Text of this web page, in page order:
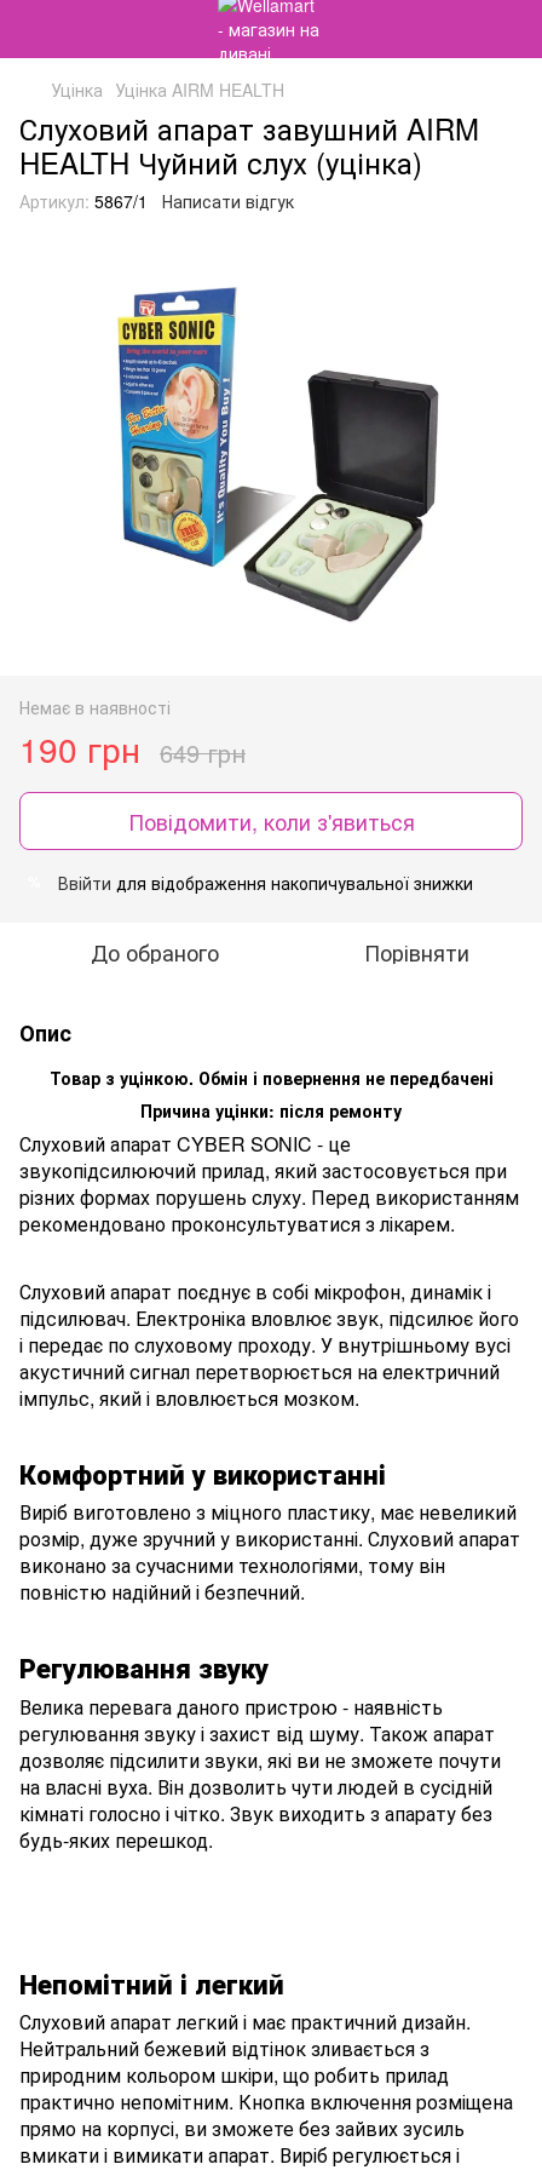
Уцінка Уцінка AIRM HEALTH
Слуховий апарат завушний AIRM
HEALTH Чуйний слух (уцінка)
Артикул: 5867/1 Написати відгук
Немає в наявності
190 грн 649 грн
Повідомити, коли з'явиться
Ввійти для відображення накопичувальної знижки
До обраного Порівняти
Опис
Товар з уцінкою. Обмін і повернення не передбачені
Причина уцінки: після ремонту
Слуховий апарат CYBER SONIC - це
звукопідсилюючий прилад, який застосовується при
різних формах порушень слуху. Перед використанням
рекомендовано проконсультуватися з лікарем.
Слуховий апарат поєднує в собі мікрофон, динамік і
підсилювач. Електроніка вловлює звук, підсилює його
і передає по слуховому проходу. У внутрішньому вусі
акустичний сигнал перетворюється на електричний
імпульс, який і вловлюється мозком.
Комфортний у використанні
Виріб виготовлено з міцного пластику, має невеликий
розмір, дуже зручний у використанні. Слуховий апарат
виконано за сучасними технологіями, тому він
повністю надійний і безпечний.
Регулювання звуку
Велика перевага даного пристрою - наявність
регулювання звуку і захист від шуму. Також апарат
дозволяє підсилити звуки, які ви не зможете почути
на власні вуха. Він дозволить чути людей в сусідній
кімнаті голосно і чітко. Звук виходить з апарату без
будь-яких перешкод.
Непомітний і легкий
Слуховий апарат легкий і має практичний дизайн.
Нейтральний бежевий відтінок зливається з
природним кольором шкіри, що робить прилад
практично непомітним. Кнопка включення розміщена
прямо на корпусі, ви зможете без зайвих зусиль
вмикати і вимикати апарат. Виріб регулюється і